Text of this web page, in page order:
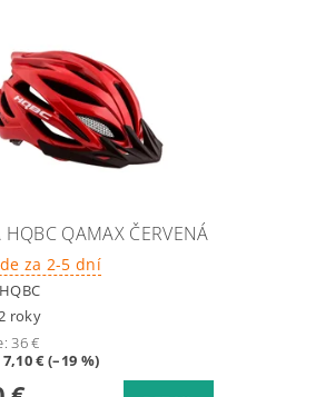
HQBC QAMAX ČERVENÁ
za 2-5 dní
HQBC
roky
36 €
7,10 € (–19 %)